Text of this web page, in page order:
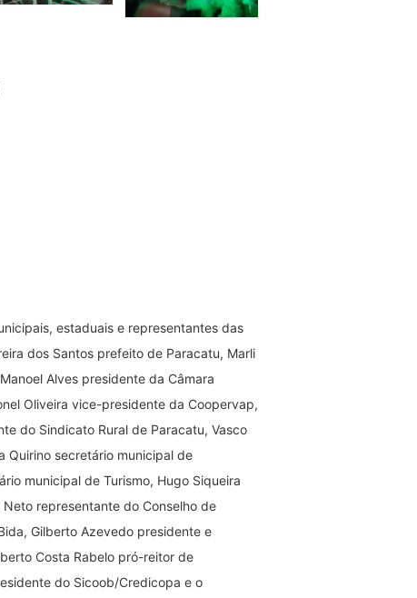
estaduais e representantes das
dos Santos prefeito de Paracatu, Marli
Alves presidente da Câmara
Oliveira vice-presidente da Coopervap,
do Sindicato Rural de Paracatu, Vasco
Quirino secretário municipal de
municipal de Turismo, Hugo Siqueira
representante do Conselho de
Gilberto Azevedo presidente e
Costa Rabelo pró-reitor de
do Sicoob/Credicopa e o